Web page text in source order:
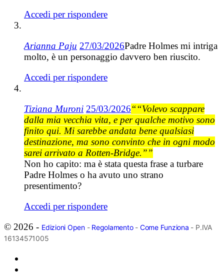
Accedi per rispondere
Arianna Paju 27/03/2026Padre Holmes mi intriga
molto, è un personaggio davvero ben riuscito.
Accedi per rispondere
Tiziana Muroni 25/03/2026““Volevo scappare
dalla mia vecchia vita, e per qualche motivo sono
finito qui. Mi sarebbe andata bene qualsiasi
destinazione, ma sono convinto che in ogni modo
sarei arrivato a Rotten-Bridge.””
Non ho capito: ma è stata questa frase a turbare
Padre Holmes o ha avuto uno strano
presentimento?
Accedi per rispondere
© 2026 - Edizioni Open- Regolamento- Come Funziona - P.IVA
16134571005